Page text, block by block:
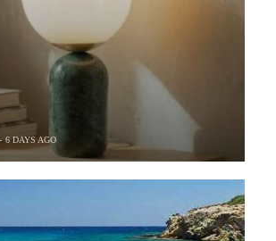
6 DAYS AGO